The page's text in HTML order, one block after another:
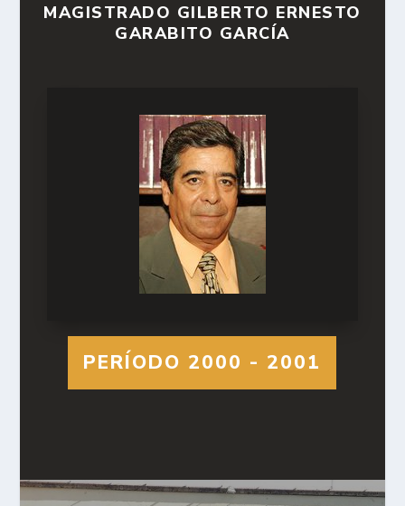
MAGISTRADO GILBERTO ERNESTO
GARABITO GARCÍA
PERÍODO 2000 - 2001